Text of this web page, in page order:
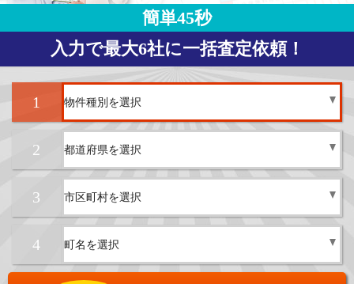
簡単45秒
入力で最大6社に一括査定依頼！
1
2
3
4